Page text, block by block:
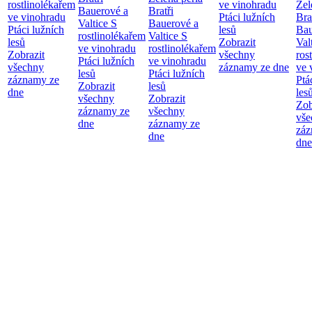
rostlinolékařem
ve vinohradu
Ptáci lužních
lesů
Zobrazit
všechny
záznamy ze
dne
Bauerové a
Valtice S
rostlinolékařem
ve vinohradu
Ptáci lužních
lesů
Zobrazit
všechny
záznamy ze
dne
Bratři
Bauerové a
Valtice S
rostlinolékařem
ve vinohradu
Ptáci lužních
lesů
Zobrazit
všechny
záznamy ze
dne
ve vinohradu
Ptáci lužních
lesů
Zobrazit
všechny
záznamy ze dne ve
dne